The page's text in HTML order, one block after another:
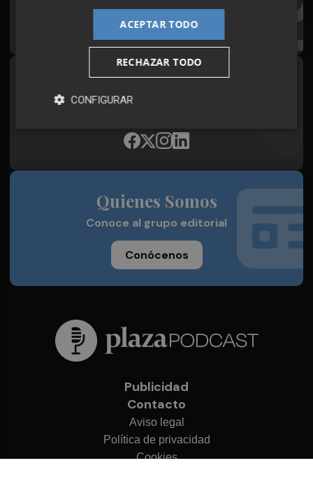
¡Quiero suscribirme!
Síguenos en redes
Plaza Podcast, desde cualquier medio
Quienes Somos
Conoce al grupo editorial
Conócenos
Publicidad
Contacto
Aviso legal
Política de privacidad
Cookies
ACEPTAR TODO
RECHAZAR TODO
CONFIGURAR